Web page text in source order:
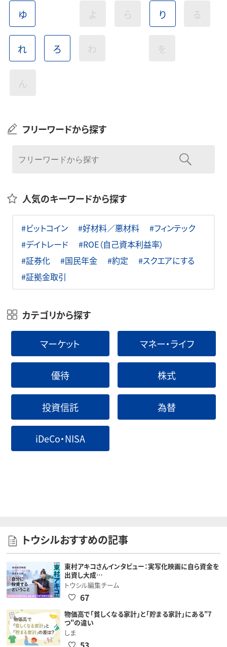
ゆ よ ら り る
れ ろ わ を
ん
フリーワードから探す
人気のキーワードから探す
#ビットコイン #好材料／悪材料
#フィンテック
#デイトレード
#ROE（自己資本利益率）
#証券化
#国民年金 #約定
#スクエアにする
#証拠金取引
カテゴリから探す
マーケット マネー・ライフ
優待 株式
投資信託 為替
iDeCo・NISA
トウシルおすすめの記事
東村アキコさんインタビュー：実写化映画に自ら資金を
出資し大成…
トウシル編集チーム
67
物価高で「貧しくなる家計」と「貯まる家計」にある"7
つ"の違い
しま